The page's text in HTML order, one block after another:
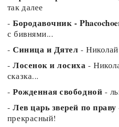
так далее
- Бородавочник -
с бивнями...
- Синица и Дятел -
- Лосенок и лосиха -
сказка...
- Рожденная свободной -
- Лев царь зверей по праву
прекрасный!